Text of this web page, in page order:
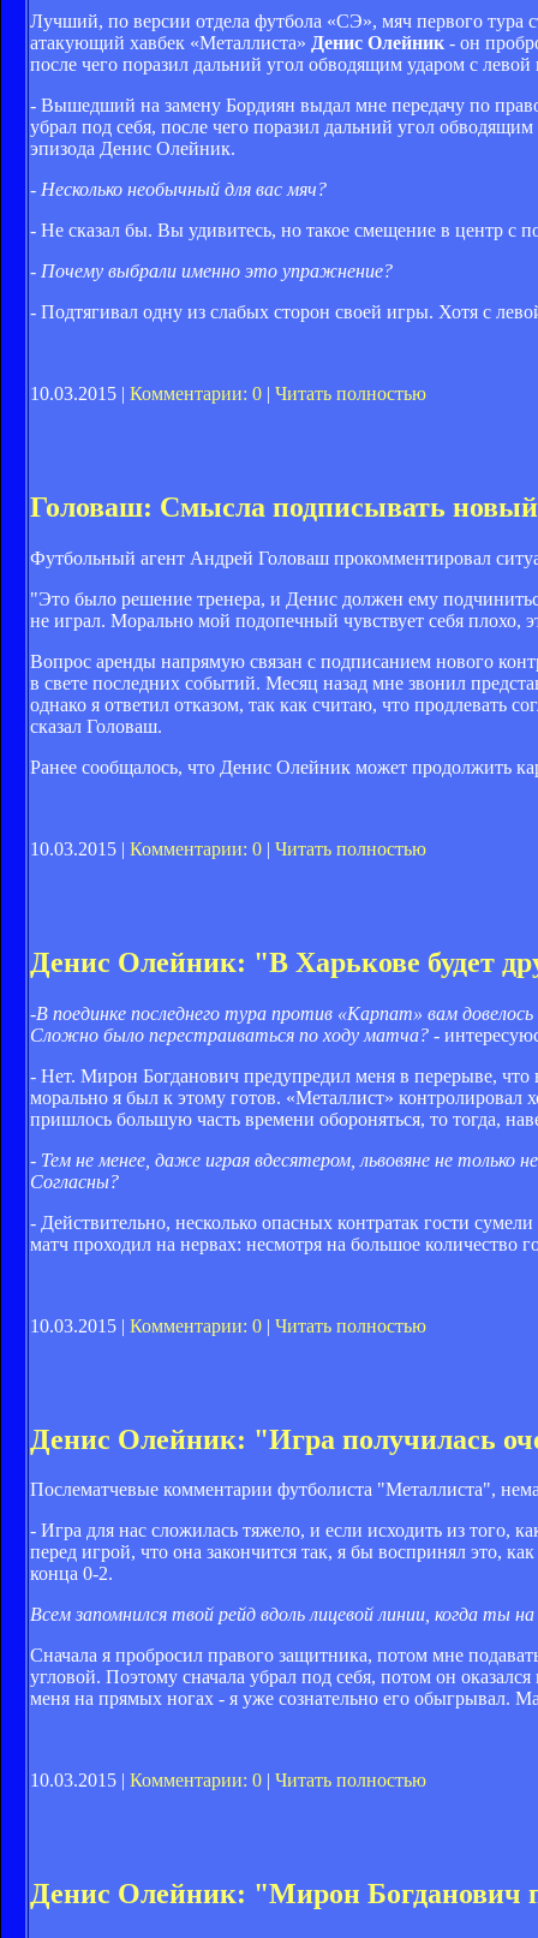
Лучший, по версии отдела футбола «СЭ», мяч первого тура
атакующий хавбек «Металлиста» Денис Олейник - он
после чего поразил дальний угол обводящим ударом с левой
- Вышедший на замену Бордиян выдал мне передачу по
убрал под себя, после чего поразил дальний угол
эпизода Денис Олейник.
- Несколько необычный для вас мяч?
- Не сказал бы. Вы удивитесь, но такое смещение в центр
- Почему выбрали именно это упражнение?
- Подтягивал одну из слабых сторон своей игры. Хотя с
10.03.2015 | Комментарии: 0 | Читать полностью
Головаш: Смысла подписывать
Футбольный агент Андрей Головаш прокомментировал
"Это было решение тренера, и Денис должен ему
не играл. Морально мой подопечный чувствует себя плохо,
Вопрос аренды напрямую связан с подписанием нового
в свете последних событий. Месяц назад мне звонил
однако я ответил отказом, так как считаю, что продлевать
сказал Головаш.
Ранее сообщалось, что Денис Олейник может продолжить
10.03.2015 | Комментарии: 0 | Читать полностью
Денис Олейник: "В Харькове будет
-В поединке последнего тура против «Карпат» вам
Сложно было перестраиваться по ходу матча? -
- Нет. Мирон Богданович предупредил меня в перерыве, что
морально я был к этому готов. «Металлист»
пришлось большую часть времени обороняться, то тогда,
- Тем не менее, даже играя вдесятером, львовяне не только
Согласны?
- Действительно, несколько опасных контратак гости
матч проходил на нервах: несмотря на большое количество
10.03.2015 | Комментарии: 0 | Читать полностью
Денис Олейник: "Игра получилась
Послематчевые комментарии футболиста "Металлиста",
- Игра для нас сложилась тяжело, и если исходить из того,
перед игрой, что она закончится так, я бы воспринял это,
конца 0-2.
Всем запомнился твой рейд вдоль лицевой линии, когда ты
Сначала я пробросил правого защитника, потом мне
угловой. Поэтому сначала убрал под себя, потом он
меня на прямых ногах - я уже сознательно его обыгрывал.
10.03.2015 | Комментарии: 0 Читать полностью
Денис Олейник: "Мирон Богданович